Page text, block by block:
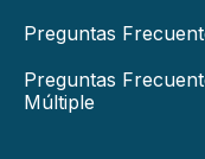
Preguntas
Preguntas
Múltiple